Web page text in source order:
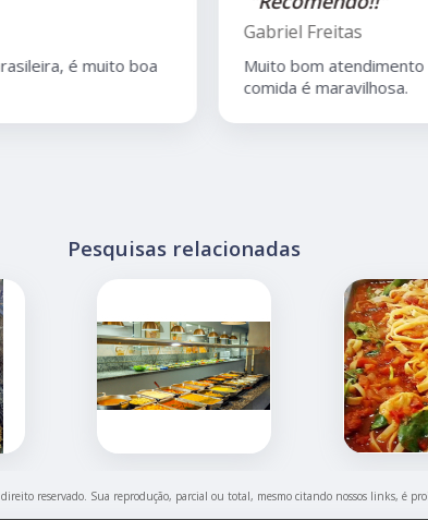
Muito bom atendimento do Anderson, e a
Pesquisas relacionadas
reservado. Sua reprodução, parcial ou total, mesmo citando nossos links, é